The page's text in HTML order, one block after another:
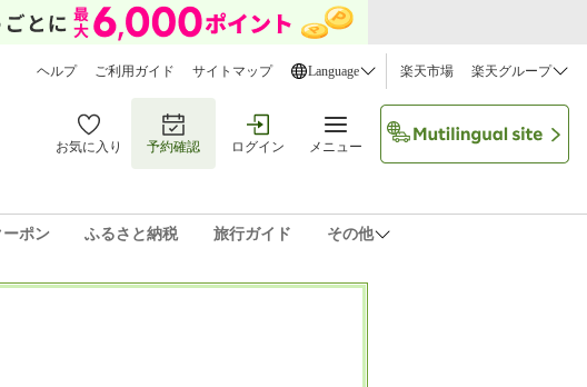
ヘルプ ご利用ガイド サイトマップ Language 楽天市場 楽天グループ
お気に入り 予約確認 ログイン メニュー
ポン ふるさと納税 旅行ガイド その他